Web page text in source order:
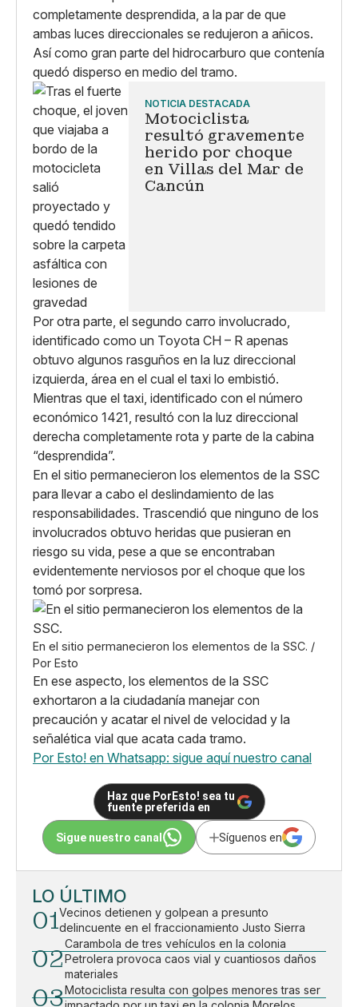
completamente desprendida, a la par de que
ambas luces direccionales se redujeron a añicos.
Así como gran parte del hidrocarburo que contenía
quedó disperso en medio del tramo.
NOTICIA DESTACADA
Motociclista
resultó gravemente
herido por choque
en Villas del Mar de
Cancún
Por otra parte, el segundo carro involucrado,
identificado como un Toyota CH – R apenas
obtuvo algunos rasguños en la luz direccional
izquierda, área en el cual el taxi lo embistió.
Mientras que el taxi, identificado con el número
económico 1421, resultó con la luz direccional
derecha completamente rota y parte de la cabina
“desprendida”.
En el sitio permanecieron los elementos de la SSC
para llevar a cabo el deslindamiento de las
responsabilidades. Trascendió que ninguno de los
involucrados obtuvo heridas que pusieran en
riesgo su vida, pese a que se encontraban
evidentemente nerviosos por el choque que los
tomó por sorpresa.
En el sitio permanecieron los elementos de la SSC. /
Por Esto
En ese aspecto, los elementos de la SSC
exhortaron a la ciudadanía manejar con
precaución y acatar el nivel de velocidad y la
señalética vial que acata cada tramo.
Por Esto! en Whatsapp: sigue aquí nuestro canal
Haz que PorEsto! sea tu
fuente preferida en
Sigue nuestro canal Síguenos en
LO ÚLTIMO
01Vecinos detienen y golpean a presunto
delincuente en el fraccionamiento Justo Sierra
02
Carambola de tres vehículos en la colonia
Petrolera provoca caos vial y cuantiosos daños
materiales
03Motociclista resulta con golpes menores tras ser